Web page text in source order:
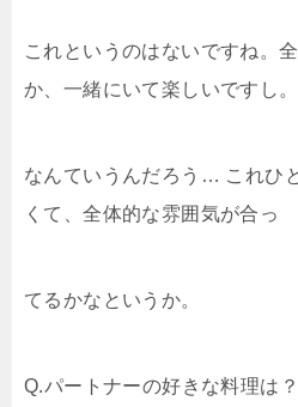
これというのはないですね。
か、一緒にいて楽しいですし。
なんていうんだろう… これひ
くて、全体的な雰囲気が合っ
てるかなというか。
Q.パートナーの好きな料理は？